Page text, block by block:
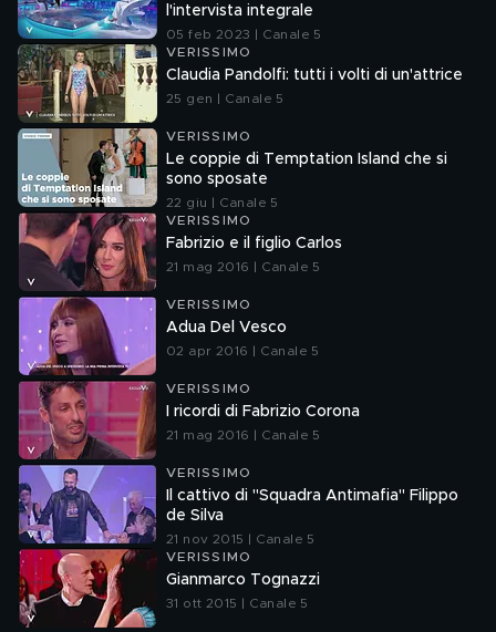
l'intervista integrale
05 feb 2023 | Canale 5
VERISSIMO
Claudia Pandolfi: tutti i volti di un'attrice
25 gen | Canale 5
VERISSIMO
Le coppie di Temptation Island che si
sono sposate
22 giu | Canale 5
VERISSIMO
Fabrizio e il figlio Carlos
21 mag 2016 | Canale 5
VERISSIMO
Adua Del Vesco
02 apr 2016 | Canale 5
VERISSIMO
I ricordi di Fabrizio Corona
21 mag 2016 | Canale 5
VERISSIMO
Il cattivo di "Squadra Antimafia" Filippo
de Silva
21 nov 2015 | Canale 5
VERISSIMO
Gianmarco Tognazzi
31 ott 2015 | Canale 5